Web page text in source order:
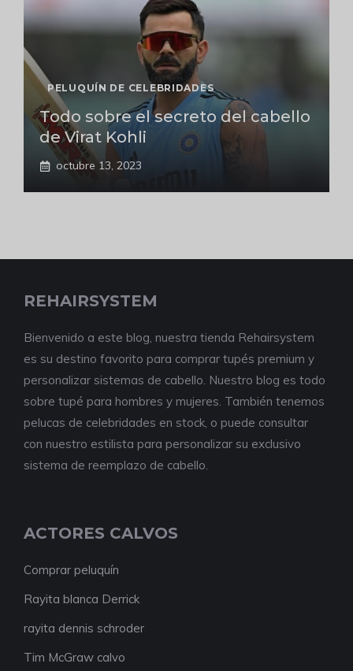
PELUQUÍN DE CELEBRIDADES
Todo sobre el secreto del cabello
de Virat Kohli
octubre 13, 2023
REHAIRSYSTEM
Bienvenido a este blog, nuestra tienda Rehairsystem
es su destino favorito para comprar tupés premium y
personalizar sistemas de cabello. Nuestro blog es todo
sobre tupé para hombres y mujeres. También tenemos
pelucas de celebridades en stock, o puede consultar
con nuestro estilista para personalizar su exclusivo
sistema de reemplazo de cabello.
ACTORES CALVOS
Comprar peluquín
Rayita blanca Derrick
rayita dennis schroder
Tim McGraw calvo